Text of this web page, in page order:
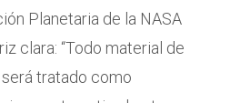
Planetaria de la NASA
clara: “Todo material de
tratado como